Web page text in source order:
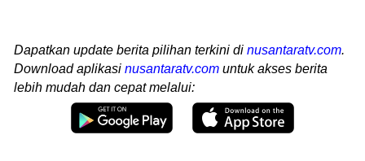
Dapatkan update berita pilihan terkini di nusantaratv.com.
Download aplikasi nusantaratv.com untuk akses berita
lebih mudah dan cepat melalui: